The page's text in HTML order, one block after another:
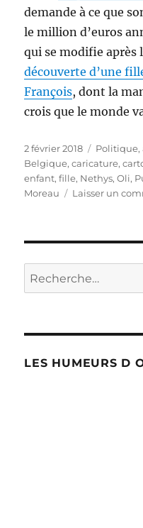
demande à ce que
le million d’euros
qui se modifie après
découverte d’une
François, dont la
crois que le monde
Publié
le
2 février 2018 Politique,
Belgique,caricature,
enfant,fille, Nethys,Oli,
Moreau
Laisser un
Recherche
pour :
LES HUMEURS D